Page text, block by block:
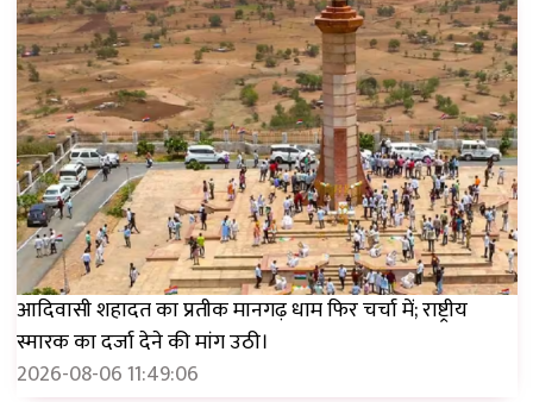
आदिवासी शहादत का प्रतीक मानगढ़ धाम फिर चर्चा में; राष्ट्रीय
स्मारक का दर्जा देने की मांग उठी।
2026-08-06 11:49:06